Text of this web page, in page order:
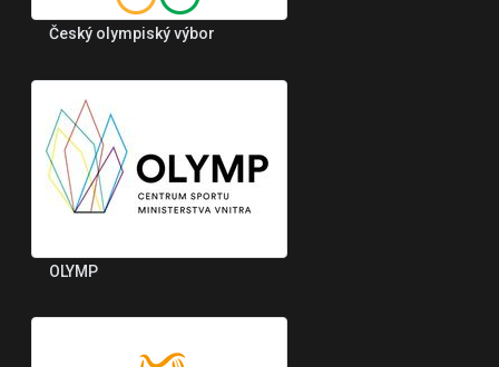
Český olympiský výbor
OLYMP